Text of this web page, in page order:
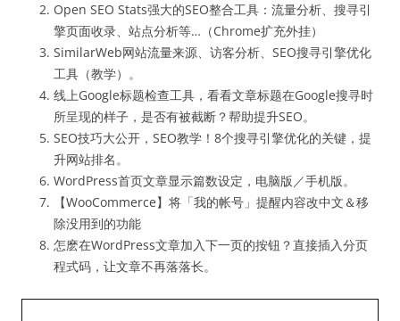
Open SEO Stats强大的SEO整合工具：流量分析、搜寻引
擎页面收录、站点分析等…（Chrome扩充外挂）
SimilarWeb网站流量来源、访客分析、SEO搜寻引擎优化
工具（教学）。
线上Google标题检查工具，看看文章标题在Google搜寻时
所呈现的样子，是否有被截断？帮助提升SEO。
SEO技巧大公开，SEO教学！8个搜寻引擎优化的关键，提
升网站排名。
WordPress首页文章显示篇数设定，电脑版／手机版。
【WooCommerce】将「我的帐号」提醒内容改中文＆移
除没用到的功能
怎麽在WordPress文章加入下一页的按钮？直接插入分页
程式码，让文章不再落落长。